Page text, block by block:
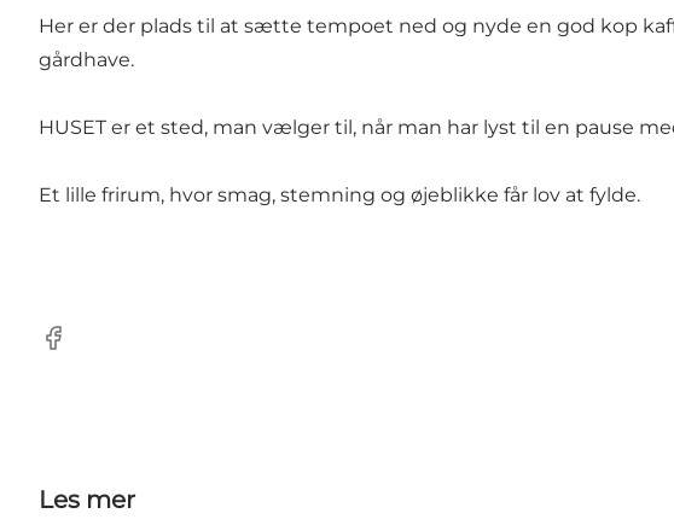
Her er der plads til at sætte tempoet ned og nyde en god kop
gårdhave.
HUSET er et sted, man vælger til, når man har lyst til en pause
Et lille frirum, hvor smag, stemning og øjeblikke får lov at fylde.
Facebook
Les mer